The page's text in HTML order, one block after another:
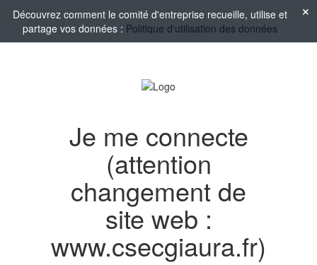
Découvrez comment le comité d'entreprise recueille, utilise et
partage vos données : Politique d'utilisation des données
Je me connecte
(attention
changement de
site web :
www.csecgiaura.fr)